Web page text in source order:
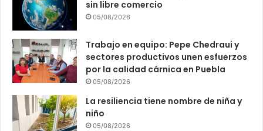
sin libre comercio
05/08/2026
Trabajo en equipo: Pepe Chedraui y
sectores productivos unen esfuerzos
por la calidad cárnica en Puebla
05/08/2026
La resiliencia tiene nombre de niña y
niño
05/08/2026